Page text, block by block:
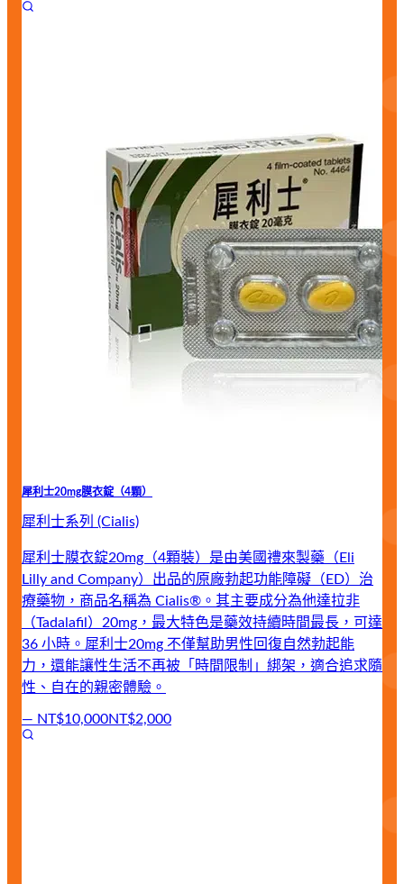
犀利士20mg膜衣錠（4顆）
犀利士系列 (Cialis)
犀利士膜衣錠20mg（4顆裝）是由美國禮來製藥（Eli
Lilly and Company）出品的原廠勃起功能障礙（ED）治
療藥物，商品名稱為 Cialis®。其主要成分為他達拉非
（Tadalafil）20mg，最大特色是藥效持續時間最長，可達
36 小時。犀利士20mg 不僅幫助男性回復自然勃起能
力，還能讓性生活不再被「時間限制」綁架，適合追求隨
性、自在的親密體驗。
— NT$10,000NT$2,000